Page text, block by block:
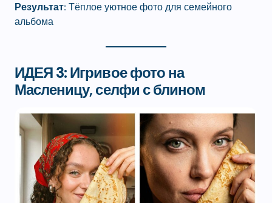
Результат: Тёплое уютное фото для семейного
альбома
ИДЕЯ 3: Игривоефото на
Масленицу,селфи с блином